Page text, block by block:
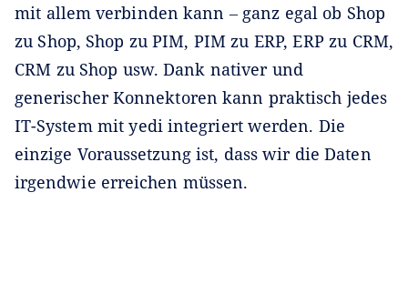
mit allem verbinden kann ‒ ganz egal ob Shop
zu Shop, Shop zu PIM, PIM zu ERP, ERP zu CRM,
CRM zu Shop usw. Dank nativer und
generischer Konnektoren kann praktisch jedes
IT-System mit yedi integriert werden. Die
einzige Voraussetzung ist, dass wir die Daten
irgendwie erreichen müssen.